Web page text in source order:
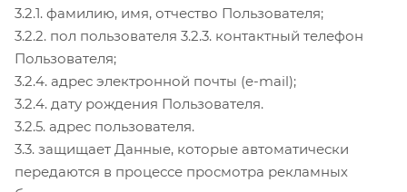
3.2.1. фамилию, имя, отчество Пользователя;
3.2.2. пол пользователя 3.2.3. контактный телефон
Пользователя;
3.2.4. адрес электронной почты (e-mail);
3.2.4. дату рождения Пользователя.
3.2.5. адрес пользователя.
3.3. защищает Данные, которые автоматически
передаются в процессе просмотра рекламных